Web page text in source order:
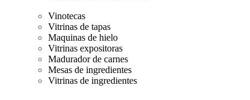
Vinotecas
Vitrinas de tapas
Maquinas de hielo
Vitrinas expositoras
Madurador de carnes
Mesas de ingredientes
Vitrinas de ingredientes